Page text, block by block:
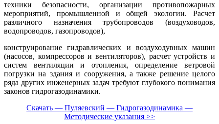
техники безопасности, организации противопожарных
мероприятий, промышленной и общей экологии. Расчет
различного назначения трубопроводов (воздуховодов,
водопроводов, газопроводов),
конструирование гидравлических и воздуходувных машин
(насосов, компрессоров и вентиляторов), расчет устройств и
систем вентиляции и отопления, определение ветровой
погрузки на здания и сооружения, а также решение целого
ряда других инженерных задач требуют глубокого понимания
законов гидрогазодинамики.
Скачать — Пуляевский — Гидрогазодинамика —
Методические указания >>